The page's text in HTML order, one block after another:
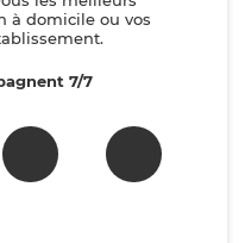
à domicile ou vos
7/7